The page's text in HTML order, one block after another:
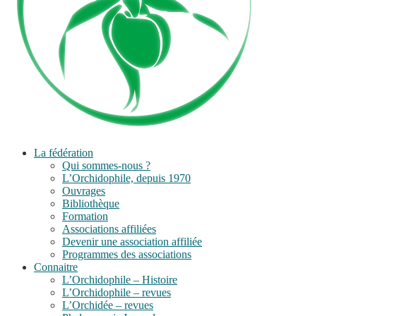
La fédération
Qui sommes-nous ?
L’Orchidophile, depuis 1970
Ouvrages
Bibliothèque
Formation
Associations affiliées
Devenir une association affiliée
Programmes des associations
Connaitre
L’Orchidophile – Histoire
L’Orchidophile – revues
L’Orchidée – revues